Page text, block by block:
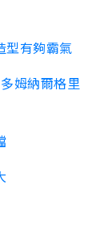
型有夠霸氣
姆納爾格里